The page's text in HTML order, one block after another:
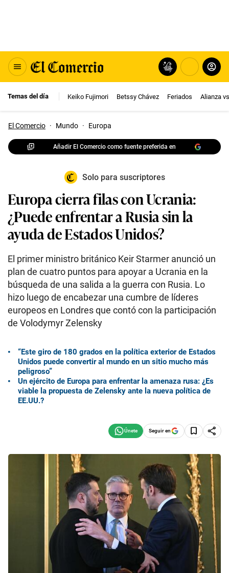
Temas del día Keiko Fujimori Betssy Chávez Feriados Alianza
El Comercio · Mundo · Europa
Añadir El Comercio como fuente preferida en
Solo para suscriptores
Europa cierra filas con Ucrania:
¿Puede enfrentar a Rusia sin la
ayuda de Estados Unidos?
El primer ministro británico Keir Starmer anunció un
plan de cuatro puntos para apoyar a Ucrania en la
búsqueda de una salida a la guerra con Rusia. Lo
hizo luego de encabezar una cumbre de líderes
europeos en Londres que contó con la participación
de Volodymyr Zelensky
“Este giro de 180 grados en la política exterior de Estados
Unidos puede convertir al mundo en un sitio mucho más
peligroso”
Un ejército de Europa para enfrentar la amenaza rusa: ¿Es
viable la propuesta de Zelensky ante la nueva política de
EE.UU.?
Seguir en